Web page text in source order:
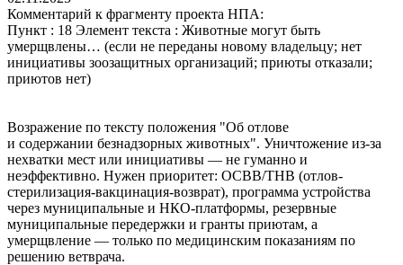
Комментарий к фрагменту проекта НПА:
Пункт : 18 Элемент текста : Животные могут быть
умерщвлены… (если не переданы новому владельцу; нет
инициативы зоозащитных организаций; приюты отказали;
приютов нет)
Возражение по тексту положения "Об отлове
и содержании безнадзорных животных". Уничтожение из-за
нехватки мест или инициативы — не гуманно и
неэффективно. Нужен приоритет: ОСВВ/ТНВ (отлов-
стерилизация-вакцинация-возврат), программа устройства
через муниципальные и НКО-платформы, резервные
муниципальные передержки и гранты приютам, а
умерщвление — только по медицинским показаниям по
решению ветврача.